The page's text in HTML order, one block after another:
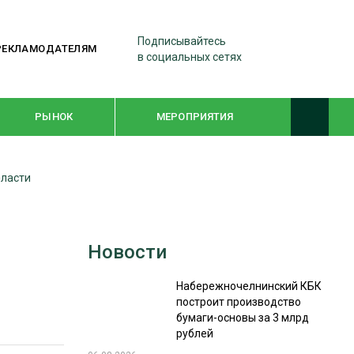
Подписывайтесь
в социальных сетях
РЫНОК МЕРОПРИЯТИЯ
WOODEX-2021
СУШКА ДРЕВЕСИНЫ
Новости
Набережночелнинский КБК
построит производство
бумаги-основы за 3 млрд
рублей